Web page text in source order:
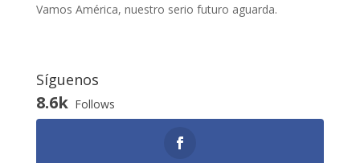
Vamos América, nuestro serio futuro aguarda.
Síguenos
8.6k Follows